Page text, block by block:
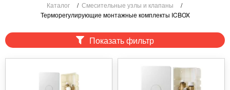
Каталог / Смесительные узлы и клапаны
/
Терморегулирующие монтажные комплекты ICBOX
Показать фильтр